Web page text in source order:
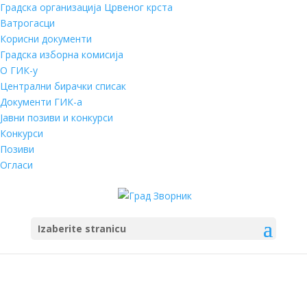
Градска организација Црвеног крста
Ватрогасци
Корисни документи
Градска изборна комисија
О ГИК-у
Централни бирачки списак
Документи ГИК-а
Јавни позиви и конкурси
Конкурси
Позиви
Огласи
Izaberite stranicu